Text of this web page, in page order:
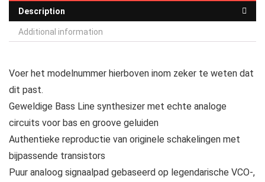
Description
Additional information
Voer het modelnummer hierboven inom zeker te weten dat
dit past.
Geweldige Bass Line synthesizer met echte analoge
circuits voor bas en groove geluiden
Authentieke reproductie van originele schakelingen met
bijpassende transistors
Puur analoog signaalpad gebaseerd op legendarische VCO-,